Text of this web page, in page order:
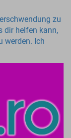
zu
dir helfen kann,
werden. Ich